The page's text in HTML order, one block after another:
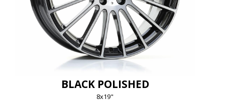
BLACK POLISHED
8x19"